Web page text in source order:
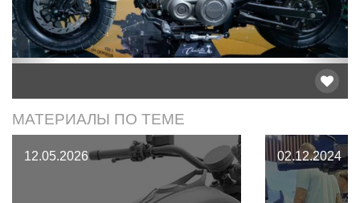
МАТЕРИАЛЫ ПО ТЕМЕ
12.05.2026 02.12.2024